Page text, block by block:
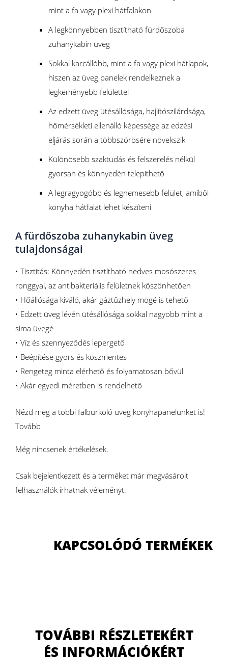
mint a fa vagy plexi hátfalakon
A legkönnyebben tisztítható fürdőszoba
zuhanykabin üveg
Sokkal karcállóbb, mint a fa vagy plexi hátlapok,
hiszen az üveg panelek rendelkeznek a
legkeményebb felülettel
Az edzett üveg ütésállósága, hajlítószilárdsága,
hőmérsékleti ellenálló képessége az edzési
eljárás során a többszörösére növekszik
Különösebb szaktudás és felszerelés nélkül
gyorsan és könnyedén telepíthető
A legragyogóbb és legnemesebb felület, amiből
konyha hátfalat lehet készíteni
A fürdőszoba zuhanykabin üveg
tulajdonságai
• Tisztítás: Könnyedén tisztítható nedves mosószeres
ronggyal, az antibakteriális felületnek köszönhetően
• Hőállósága kiváló, akár gáztűzhely mögé is tehető
• Edzett üveg lévén ütésállósága sokkal nagyobb mint a
sima üvegé
• Víz és szennyeződés lepergető
• Beépítése gyors és koszmentes
• Rengeteg minta elérhető és folyamatosan bővül
• Akár egyedi méretben is rendelhető
Nézd meg a többi falburkoló üveg konyhapanelünket is!
Tovább
Még nincsenek értékelések.
Csak bejelentkezett és a terméket már megvásárolt
felhasználók írhatnak véleményt.
KAPCSOLÓDÓ TERMÉKEK
TOVÁBBI RÉSZLETEKÉRT
ÉS INFORMÁCIÓKÉRT